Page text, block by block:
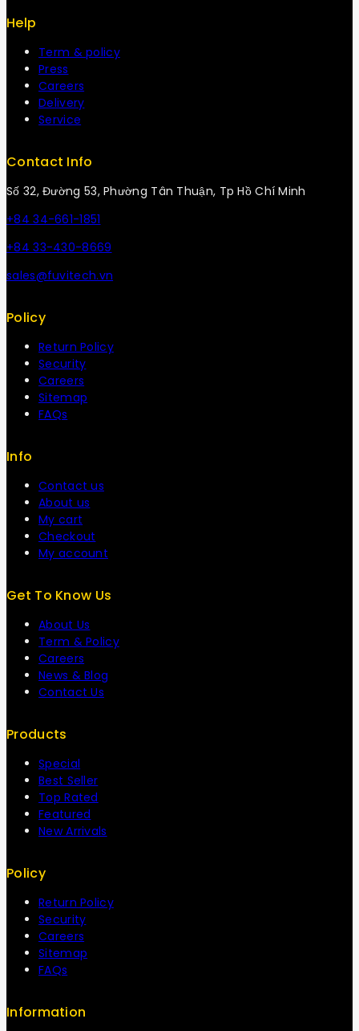
Help
Term & policy
Press
Careers
Delivery
Service
Contact Info
Số 32, Đường 53, Phường Tân Thuận, Tp Hồ Chí Minh
+84 34-661-1851
+84 33-430-8669
sales@fuvitech.vn
Policy
Return Policy
Security
Careers
Sitemap
FAQs
Info
Contact us
About us
My cart
Checkout
My account
Get To Know Us
About Us
Term & Policy
Careers
News & Blog
Contact Us
Products
Special
Best Seller
Top Rated
Featured
New Arrivals
Policy
Return Policy
Security
Careers
Sitemap
FAQs
Information